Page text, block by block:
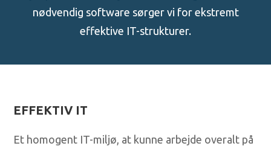
nødvendig software sørger vi for ekstremt
effektive IT-strukturer.
EFFEKTIV IT
Et homogent IT-miljø, at kunne arbejde overalt på